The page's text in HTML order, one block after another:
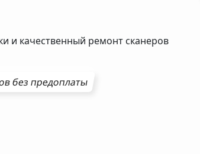
и качественный ремонт сканеров
без предоплаты